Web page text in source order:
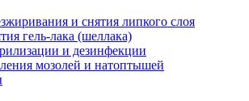
и снятия липкого слоя
гель-лака (шеллака)
и дезинфекции
мозолей и натоптышей